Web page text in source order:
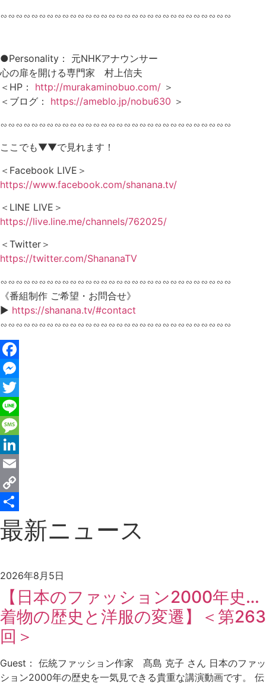
∽∽∽∽∽∽∽∽∽∽∽∽∽∽∽∽∽∽∽∽∽∽∽∽∽∽∽∽∽∽
●Personality： 元NHKアナウンサー
心の扉を開ける専門家 村上信夫
＜HP： http://murakaminobuo.com/ ＞
＜ブログ： https://ameblo.jp/nobu630 ＞
∽∽∽∽∽∽∽∽∽∽∽∽∽∽∽∽∽∽∽∽∽∽∽∽∽∽∽∽∽∽
ここでも▼▼で見れます！
＜Facebook LIVE＞
https://www.facebook.com/shanana.tv/
＜LINE LIVE＞
https://live.line.me/channels/762025/
＜Twitter＞
https://twitter.com/ShananaTV
∽∽∽∽∽∽∽∽∽∽∽∽∽∽∽∽∽∽∽∽∽∽∽∽∽∽∽∽∽∽
《番組制作 ご希望・お問合せ》
▶︎ https://shanana.tv/#contact
∽∽∽∽∽∽∽∽∽∽∽∽∽∽∽∽∽∽∽∽∽∽∽∽∽∽∽∽∽∽
Link
共
有
最新ニュース
2026年8月5日
【日本のファッション2000年史…
着物の歴史と洋服の変遷】＜第263
回＞
Guest： 伝統ファッション作家 髙島 克子 さん 日本のファッ
ション2000年の歴史を一気見できる貴重な講演動画です。 伝